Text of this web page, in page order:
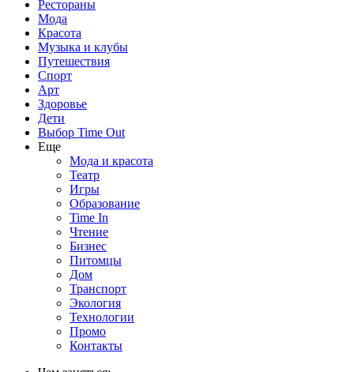
Рестораны
Мода
Красота
Музыка и клубы
Путешествия
Спорт
Арт
Здоровье
Дети
Выбор Time Out
Еще
Мода и красота
Театр
Игры
Образование
Time In
Чтение
Бизнес
Питомцы
Дом
Транспорт
Экология
Технологии
Промо
Контакты